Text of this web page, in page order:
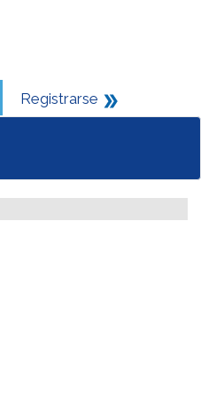
Registrarse